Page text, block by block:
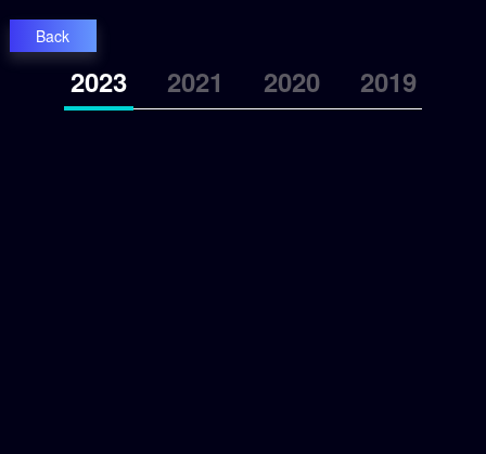
Back
2023 2021 2020 2019